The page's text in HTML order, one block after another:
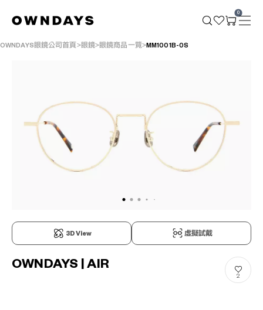
0
OWNDAYS眼鏡公司首頁 眼鏡 眼鏡商品一覽 MM1001B-0S
3D View 虛擬試戴
OWNDAYS | AIR
2